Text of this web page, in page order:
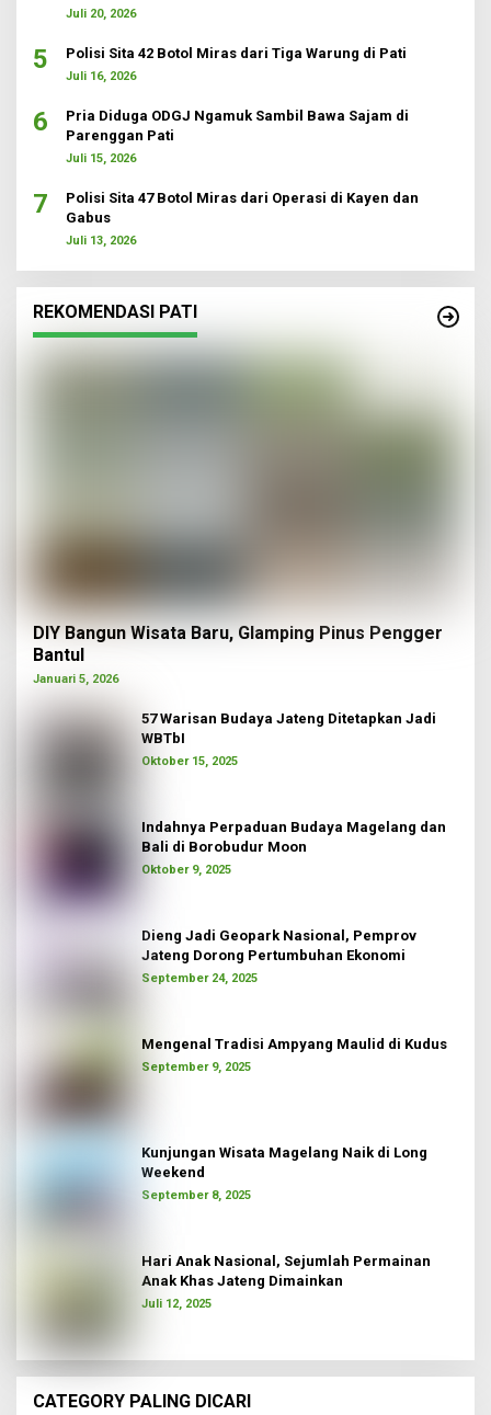
Juli 20, 2026
5 Polisi Sita 42 Botol Miras dari Tiga Warung di Pati
Juli 16, 2026
6
Pria Diduga ODGJ Ngamuk Sambil Bawa Sajam di
Parenggan Pati
Juli 15, 2026
7
Polisi Sita 47 Botol Miras dari Operasi di Kayen dan
Gabus
Juli 13, 2026
REKOMENDASI PATI
DIY Bangun Wisata Baru, Glamping Pinus Pengger
Bantul
Januari 5, 2026
57 Warisan Budaya Jateng Ditetapkan Jadi
WBTbI
Oktober 15, 2025
Indahnya Perpaduan Budaya Magelang dan
Bali di Borobudur Moon
Oktober 9, 2025
Dieng Jadi Geopark Nasional, Pemprov
Jateng Dorong Pertumbuhan Ekonomi
September 24, 2025
Mengenal Tradisi Ampyang Maulid di Kudus
September 9, 2025
Kunjungan Wisata Magelang Naik di Long
Weekend
September 8, 2025
Hari Anak Nasional, Sejumlah Permainan
Anak Khas Jateng Dimainkan
Juli 12, 2025
CATEGORY PALING DICARI